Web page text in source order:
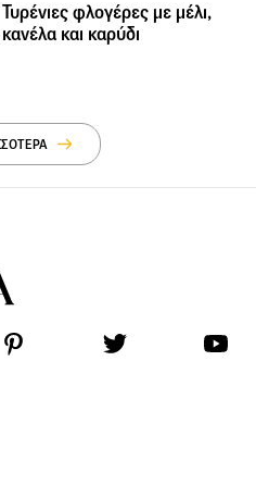
Τυρένιες φλογέρες με μέλι,
κανέλα και καρύδι